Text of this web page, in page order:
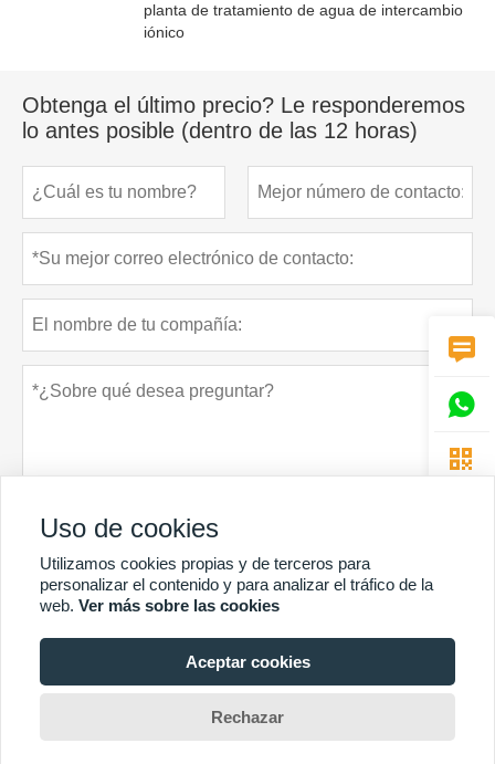
planta de tratamiento de agua de intercambio
iónico
Obtenga el último precio? Le responderemos
lo antes posible (dentro de las 12 horas)
presentar Política de privacidad



Uso de cookies
Utilizamos cookies propias y de terceros para
personalizar el contenido y para analizar el tráfico de la
web. Ver más sobre las cookies
Aceptar cookies
Rechazar